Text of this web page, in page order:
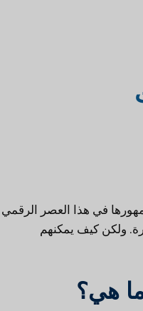
في هذا العصر الرقمي
ولكن كيف يمكنهم
هي؟